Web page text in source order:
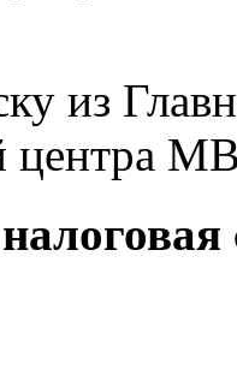
из
центра